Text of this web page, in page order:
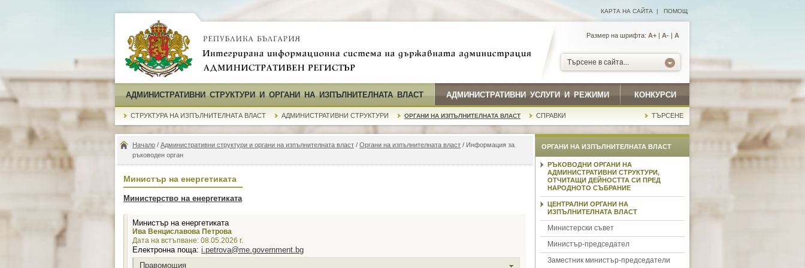
КАРТА НА САЙТА | ПОМОЩ
Размер на шрифта: А+ | A- | A
Търсене в сайта...
АДМИНИСТРАТИВНИ СТРУКТУРИ И ОРГАНИ НА ИЗПЪЛНИТЕЛНАТА ВЛАСТ АДМИНИСТРАТИВНИ УСЛУГИ И РЕЖИМИ КОНКУРСИ
СТРУКТУРА НА ИЗПЪЛНИТЕЛНАТА ВЛАСТ АДМИНИСТРАТИВНИ СТРУКТУРИ ОРГАНИ НА ИЗПЪЛНИТЕЛНАТА ВЛАСТ СПРАВКИ ТЪРСЕНЕ
Начало / Административни структури и органи на изпълнителната власт / Органи на изпълнителната власт / Информация за
ръководен орган
Министър на енергетиката
Министерство на енергетиката
Министър на енергетиката
Ива Венциславова Петрова
Дата на встъпване: 08.05.2026 г.
Електронна поща: i.petrova@me.government.bg
Правомощия
ОРГАНИ НА ИЗПЪЛНИТЕЛНАТА ВЛАСТ
РЪКОВОДНИ ОРГАНИ НА
АДМИНИСТРАТИВНИ СТРУКТУРИ,
ОТЧИТАЩИ ДЕЙНОСТТА СИ ПРЕД
НАРОДНОТО СЪБРАНИЕ
ЦЕНТРАЛНИ ОРГАНИ НА
ИЗПЪЛНИТЕЛНАТА ВЛАСТ
Министерски съвет
Министър-председател
Заместник министър-председатели